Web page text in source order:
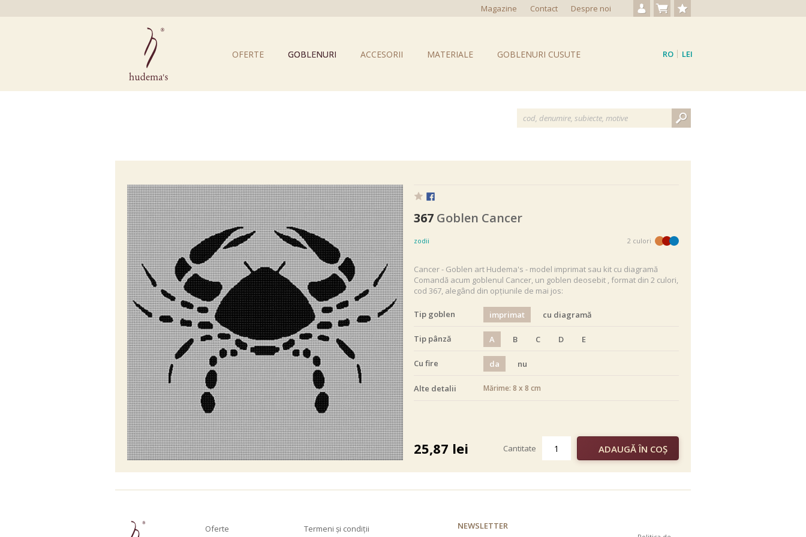
OFERTE GOBLENURI ACCESORII MATERIALE GOBLENURI CUSUTE
RO
LEI
Magazine Contact Despre noi Autentificare / Creare cont
Nu aveți produse
367 Goblen Cancer
zodii 2 culori
Cancer - Goblen art Hudema's - model imprimat sau kit cu diagramă
Comandă acum goblenul Cancer, un goblen deosebit , format din 2 culori,
cod 367, alegând din opțiunile de mai jos:
Tip goblen imprimat cu diagramă
Tip pânză A B C D E
Cu fire da nu
alb negru
Alte detalii Mărime: 8 x 8 cm
25,87 lei Cantitate
Oferte Termeni și condiții NEWSLETTER